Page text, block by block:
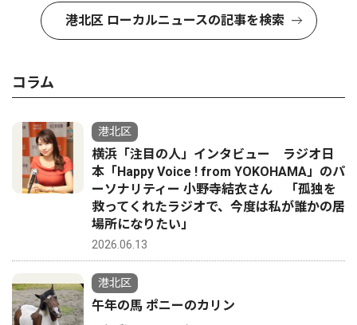
港北区 ローカルニュースの記事を検索
コラム
港北区
横浜「注目の人」インタビュー ラジオ日
本「Happy Voice ! from YOKOHAMA」のパ
ーソナリティー 小野寺結衣さん 「孤独を
救ってくれたラジオで、今度は私が誰かの居
場所になりたい」
2026.06.13
港北区
午年の馬 ポニーのカリン